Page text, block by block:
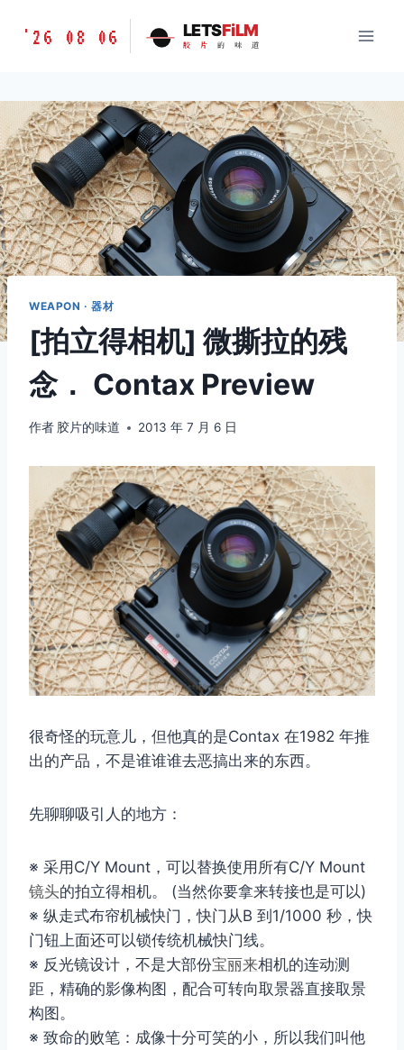
胶
味
道
LETSFILM
'26 08 06 LETSFiLM
胶 片 的 味 道
WEAPON · 器材
[拍立得相机] 微撕拉的残
念． Contax Preview
作者 胶片的味道 2013 年 7 月 6 日
很奇怪的玩意儿，但他真的是Contax 在1982 年推
出的产品，不是谁谁谁去恶搞出来的东西。
先聊聊吸引人的地方：
※ 采用C/Y Mount，可以替换使用所有C/Y Mount
镜头的拍立得相机。 (当然你要拿来转接也是可以)
※ 纵走式布帘机械快门，快门从B 到1/1000 秒，快
门钮上面还可以锁传统机械快门线。
※ 反光镜设计，不是大部份宝丽来相机的连动测
距，精确的影像构图，配合可转向取景器直接取景
构图。
※ 致命的败笔：成像十分可笑的小，所以我们叫他